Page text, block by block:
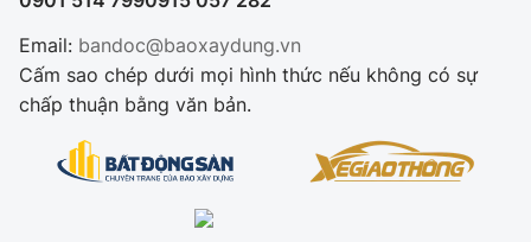
Email: bandoc@baoxaydung.vn
Cấm sao chép dưới mọi hình thức nếu không có sự
chấp thuận bằng văn bản.